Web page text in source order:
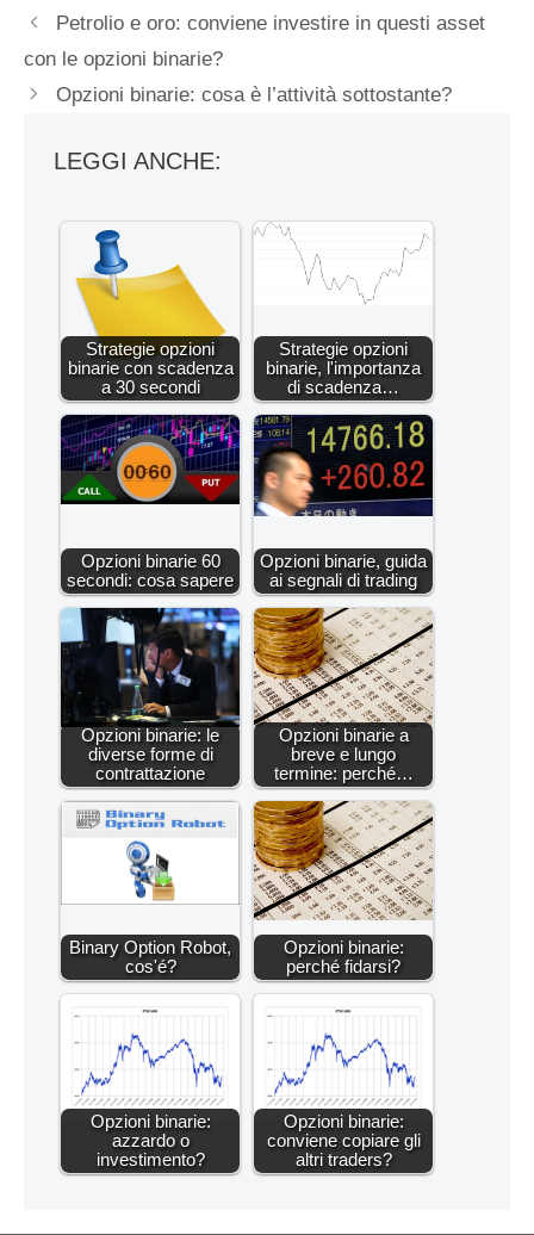
Petrolio e oro: conviene investire in questi asset
con le opzioni binarie?
Opzioni binarie: cosa è l’attività sottostante?
LEGGI ANCHE:
Strategie opzioni
binarie con scadenza
a 30 secondi
Strategie opzioni
binarie, l'importanza
di scadenza…
Opzioni binarie 60
secondi: cosa sapere
Opzioni binarie, guida
ai segnali di trading
Opzioni binarie: le
diverse forme di
contrattazione
Opzioni binarie a
breve e lungo
termine: perché…
Binary Option Robot,
cos'é?
Opzioni binarie:
perché fidarsi?
Opzioni binarie:
azzardo o
investimento?
Opzioni binarie:
conviene copiare gli
altri traders?